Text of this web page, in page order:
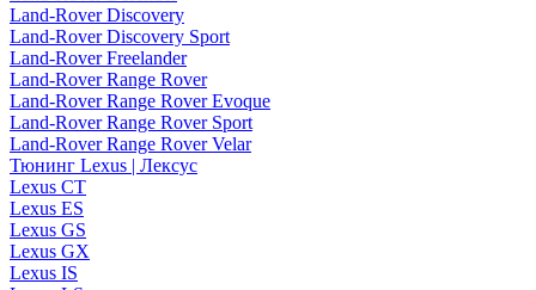
Land-Rover Discovery
Land-Rover Discovery Sport
Land-Rover Freelander
Land-Rover Range Rover
Land-Rover Range Rover Evoque
Land-Rover Range Rover Sport
Land-Rover Range Rover Velar
Тюнинг Lexus | Лексус
Lexus CT
Lexus ES
Lexus GS
Lexus GX
Lexus IS